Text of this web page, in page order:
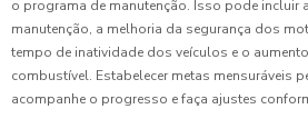
o programa de manutenção. Isso pode incluir
manutenção, a melhoria da segurança dos
tempo de inatividade dos veículos e o
combustível. Estabelecer metas mensuráveis
acompanhe o progresso e faça ajustes